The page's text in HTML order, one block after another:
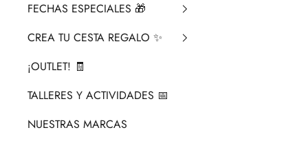
FECHAS ESPECIALES 🎁
CREA TU CESTA REGALO ✨
¡OUTLET! 🧾
TALLERES Y ACTIVIDADES 📅
NUESTRAS MARCAS